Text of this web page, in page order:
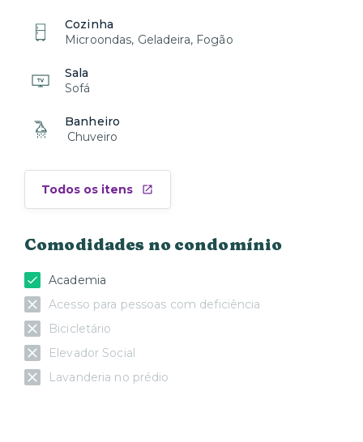
Cozinha
Microondas, Geladeira, Fogão
Sala
Sofá
Banheiro
Chuveiro
Todos os itens
Comodidades no condomínio
Academia
Acesso para pessoas com deficiência
Bicicletário
Elevador Social
Lavanderia no prédio